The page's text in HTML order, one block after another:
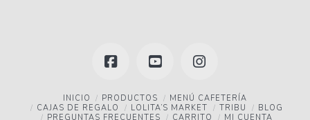
FacebookYouTubeInstagram
INICIO PRODUCTOS
MENÚ CAFETERÍA
CAJAS DE REGALO
LOLITA’S MARKET TRIBU
BLOG
PREGUNTAS FRECUENTES
CARRITO MI CUENTA